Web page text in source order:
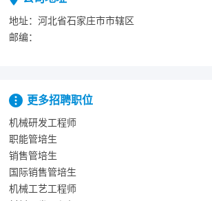
地址： 河北省石家庄市市辖区
邮编：
更多招聘职位
机械研发工程师
职能管培生
销售管培生
国际销售管培生
机械工艺工程师